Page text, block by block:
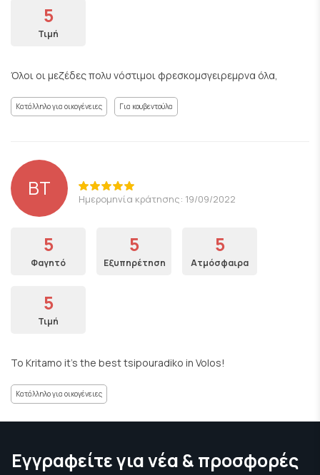
5
Τιμή
Όλοι οι μεζέδες πολυ νόστιμοι φρεσκομσγειρεμρνα όλα,
Κατάλληλο για οικογένειες Για κουβεντούλα
BT Ημερομηνία κράτησης: 19/09/2022
5
Φαγητό
5
Εξυπηρέτηση
5
Ατμόσφαιρα
5
Τιμή
To Kritamo it’s the best tsipouradiko in Volos!
Κατάλληλο για οικογένειες
Εγγραφείτε για νέα & προσφορές